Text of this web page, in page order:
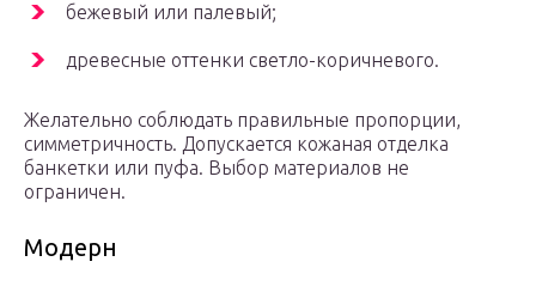
бежевый или палевый;
древесные оттенки светло-коричневого.
Желательно соблюдать правильные пропорции,
симметричность. Допускается кожаная отделка
банкетки или пуфа. Выбор материалов не
ограничен.
Модерн